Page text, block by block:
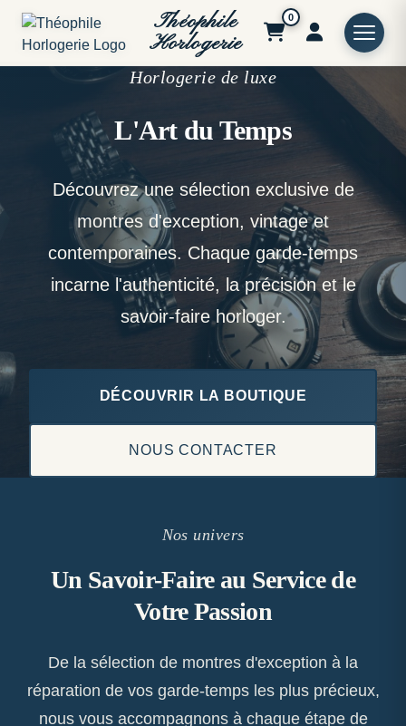
Théophile
Horlogerie
0
Horlogerie de luxe
L'Art du Temps
Découvrez une sélection exclusive de
montres d'exception, vintage et
contemporaines. Chaque garde-temps
incarne l'authenticité, la précision et le
savoir-faire horloger.
DÉCOUVRIR LA BOUTIQUE
NOUS CONTACTER
Nos univers
Un Savoir-Faire au Service de
Votre Passion
De la sélection de montres d'exception à la
réparation de vos garde-temps les plus précieux,
nous vous accompagnons à chaque étape de